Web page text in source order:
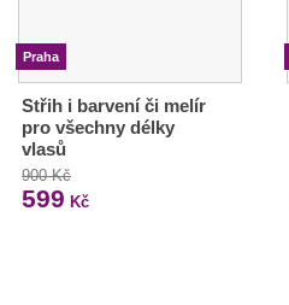
Praha
Střih i barvení či melír
pro všechny délky
vlasů
900 Kč
599 Kč